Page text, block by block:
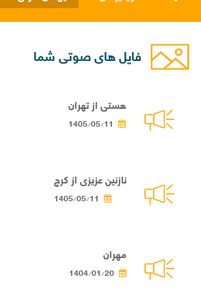
فایل های صوتی شما
هستی از تهران
1405/05/11
نازنین عزیزی از کرج
1405/05/11
مهران
1404/01/20